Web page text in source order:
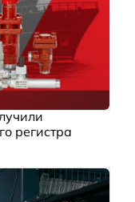
регистра